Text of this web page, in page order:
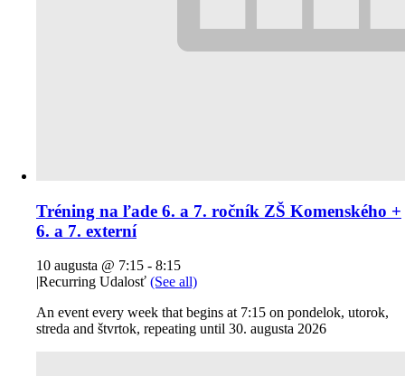
Tréning na ľade 6. a 7. ročník ZŠ Komenského +
6. a 7. externí
10 augusta @ 7:15 - 8:15
|Recurring Udalosť (See all)
An event every week that begins at 7:15 on pondelok, utorok,
streda and štvrtok, repeating until 30. augusta 2026